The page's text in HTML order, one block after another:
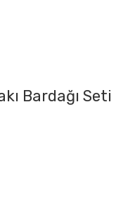
Bardağı Seti